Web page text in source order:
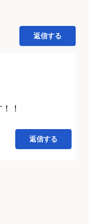
返信する
！
返信する